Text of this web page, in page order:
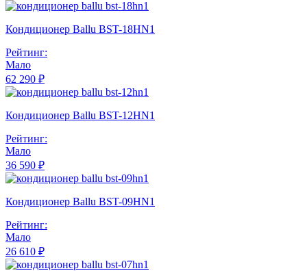
Кондиционер Ballu BST-18HN1
Рейтинг:
Мало
62 290 ₽
Кондиционер Ballu BST-12HN1
Рейтинг:
Мало
36 590 ₽
Кондиционер Ballu BST-09HN1
Рейтинг:
Мало
26 610 ₽